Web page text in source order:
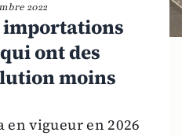
2022
importations
ont des
moins
vigueur en 2026